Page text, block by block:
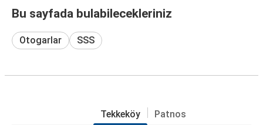
Bu sayfada bulabilecekleriniz
Otogarlar SSS
Tekkeköy Patnos